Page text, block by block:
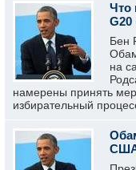
Что
G20
Бен
на
намерены принять
избирательный